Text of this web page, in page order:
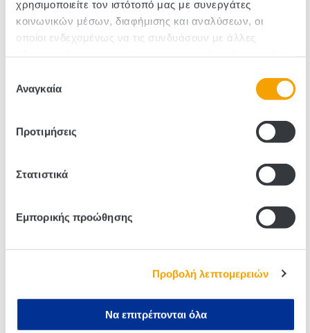
χρησιμοποιείτε τον ιστότοπό μας με συνεργάτες
κοινωνικών μέσων, διαφήμισης και αναλύσεων, οι
οποίοι ενδεχομένως να τις συνδυάσουν με άλλες
των υπηρεσιών τους.
συγκατάθεσης
Αναγκαία
Προτιμήσεις
Στατιστικά
Εμπορικής προώθησης
Προβολή λεπτομερειών
Να επιτρέπονται όλα